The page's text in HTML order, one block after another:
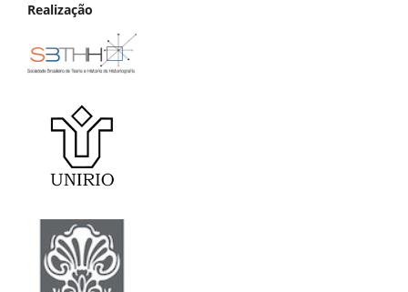
Realização